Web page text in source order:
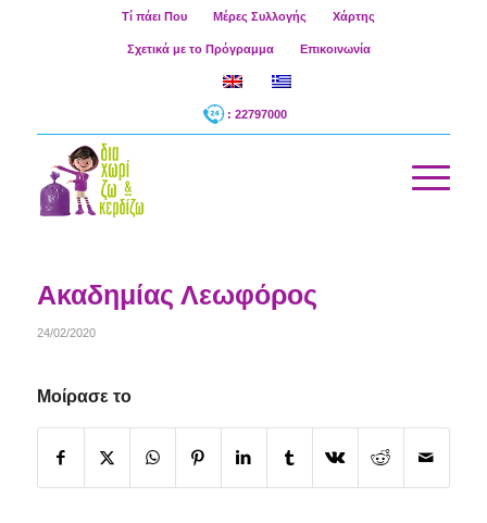
Τί πάει Που Μέρες Συλλογής Χάρτης
Σχετικά με το Πρόγραμμα Επικοινωνία
: 22797000
Ακαδημίας Λεωφόρος
24/02/2020
Μοίρασε το